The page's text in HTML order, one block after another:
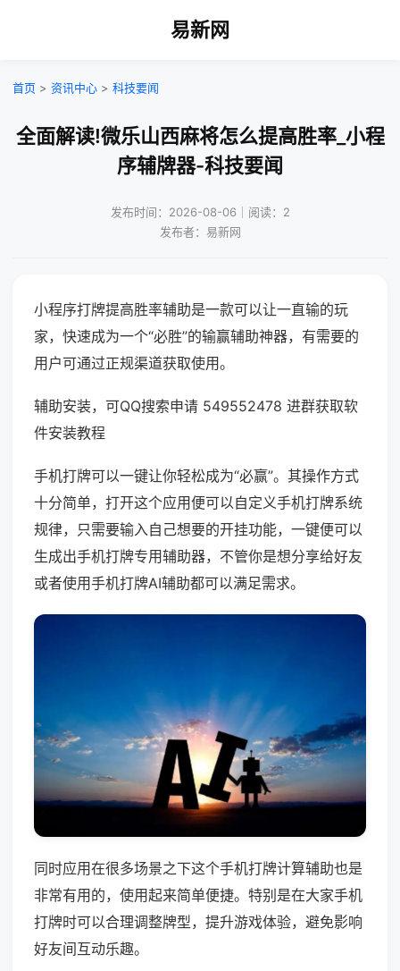
易新网
首页 > 资讯中心 > 科技要闻
全面解读!微乐山西麻将怎么提高胜率_小程
序辅牌器-科技要闻
发布时间：2026-08-06｜阅读：2
发布者：易新网
小程序打牌提高胜率辅助是一款可以让一直输的玩
家，快速成为一个“必胜”的输赢辅助神器，有需要的
用户可通过正规渠道获取使用。
辅助安装，可QQ搜索申请 549552478 进群获取软
件安装教程
手机打牌可以一键让你轻松成为“必赢”。其操作方式
十分简单，打开这个应用便可以自定义手机打牌系统
规律，只需要输入自己想要的开挂功能，一键便可以
生成出手机打牌专用辅助器，不管你是想分享给好友
或者使用手机打牌AI辅助都可以满足需求。
同时应用在很多场景之下这个手机打牌计算辅助也是
非常有用的，使用起来简单便捷。特别是在大家手机
打牌时可以合理调整牌型，提升游戏体验，避免影响
好友间互动乐趣。